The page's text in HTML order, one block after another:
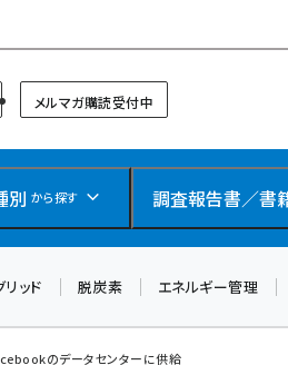
メルマガ購読受付中
別 から探す 調査報告書／書
ッド 脱炭素 エネルギー管理
のデータセンターに供給